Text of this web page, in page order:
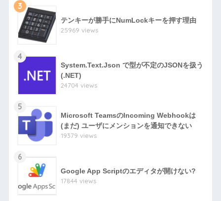
3
テンキーが勝手にNumLockキーを押す理由
25969 views
4
System.Text.Json で型が不定のJSONを扱う
(.NET)
24704 views
5
Microsoft TeamsのIncoming Webhookは
(まだ) ユーザにメンションを通知できない
19379 views
6
Google App Scriptのエディタが開けない?
17844 views